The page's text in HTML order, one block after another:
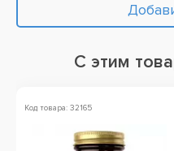
С этим
Код товара: 32165